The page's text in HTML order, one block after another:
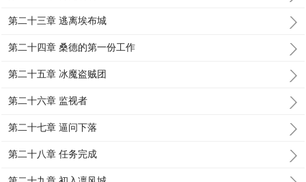
第二十三章 逃离埃布城
第二十四章 桑德的第一份工作
第二十五章 冰魔盗贼团
第二十六章 监视者
第二十七章 逼问下落
第二十八章 任务完成